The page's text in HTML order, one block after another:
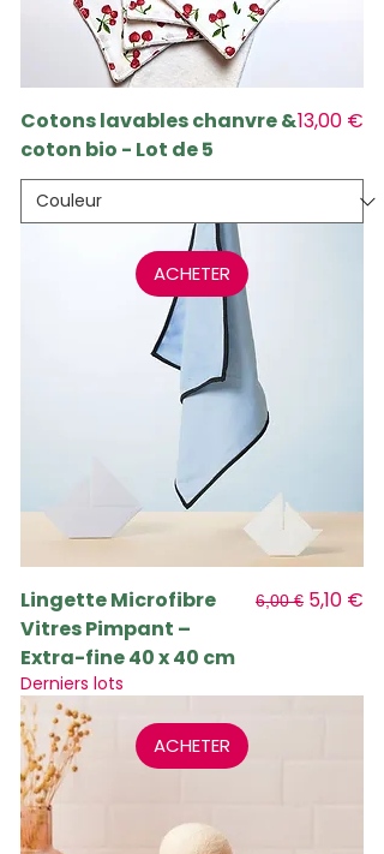
Cotons lavables chanvre &
coton bio - Lot de 5
Prix
13,00 €
ACHETER
Lingette Microfibre
Vitres Pimpant –
Extra-fine 40 x 40 cm
Prix original
6,00 € Prix
5,10 €
Derniers lots
ACHETER